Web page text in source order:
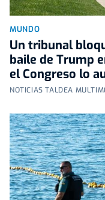
MUNDO
Un tribunal
baile de Trump
el Congreso lo
NOTICIAS TALDEA